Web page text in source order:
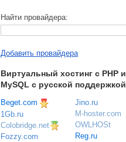
Найти провайдера:
Добавить провайдера
Виртуальный хостинг c PHP и
MySQL с русской поддержкой
Beget.com
1Gb.ru
Colobridge.net
Fozzy.com
Jino.ru
M-hoster.com
OWLHOSt
Reg.ru